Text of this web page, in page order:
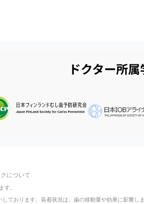
ドクター所属
について
す。
ております。装着状況は、歯の移動量や効果に影響しま